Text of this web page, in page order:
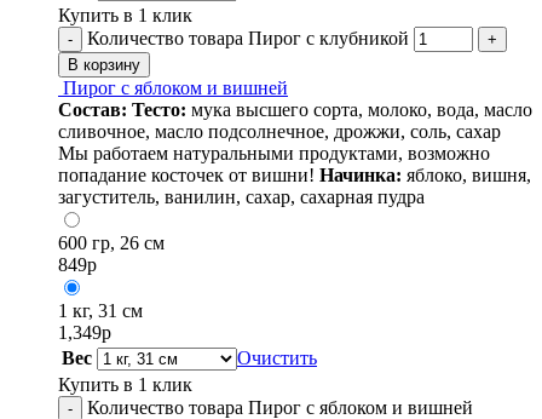
Купить в 1 клик
- Количество товара Пирог с клубникой
+
В корзину
Пирог с яблоком и вишней
Состав: Тесто: мука высшего сорта, молоко, вода, масло
сливочное, масло подсолнечное, дрожжи, соль, сахар
Мы работаем натуральными продуктами, возможно
попадание косточек от вишни! Начинка: яблоко, вишня,
загуститель, ванилин, сахар, сахарная пудра
600 гр, 26 см
849р
1 кг, 31 см
1,349р
Вес
Очистить
Купить в 1 клик
- Количество товара Пирог с яблоком и вишней